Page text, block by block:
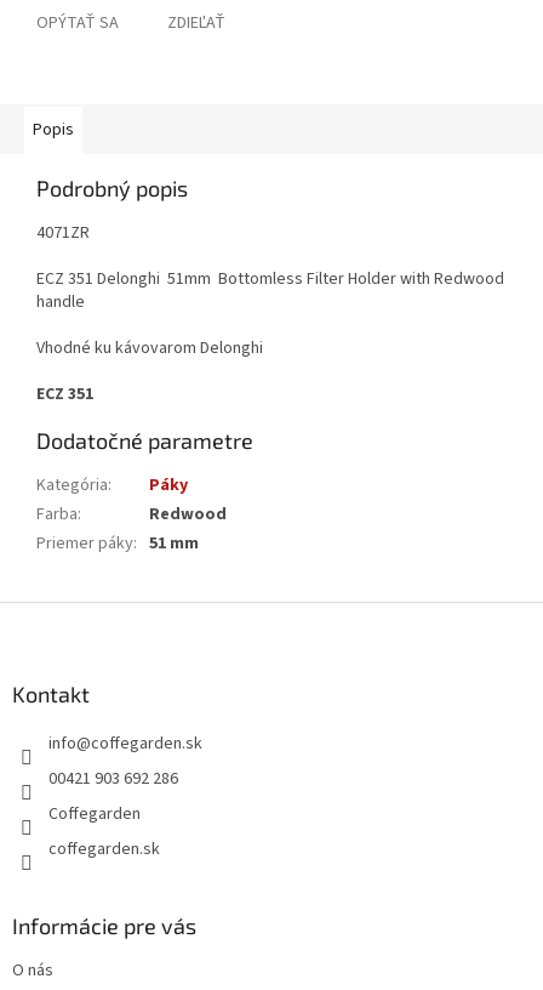
OPÝTAŤ SA ZDIEĽAŤ
Popis
Podrobný popis
4071ZR
ECZ 351 Delonghi 51mm Bottomless Filter Holder with Redwood
handle
Vhodné ku kávovarom Delonghi
ECZ 351
Dodatočné parametre
Kategória:
Páky
Farba:
Redwood
Priemer páky: 51 mm
Kontakt
info@coffegarden.sk
00421 903 692 286
Coffegarden
coffegarden.sk
Informácie pre vás
O nás